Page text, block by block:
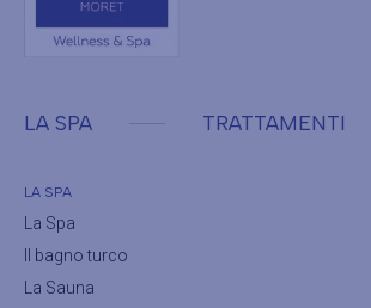
LA SPA TRATTAMENTI
LA SPA
La Spa
Il bagno turco
La Sauna